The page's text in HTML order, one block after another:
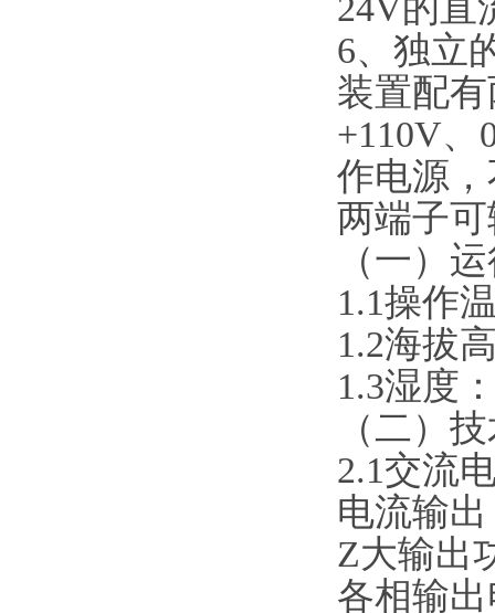
6、独立
装置配
+110V、
作电源
两端子
（一）
1.1操作
1.2海拔
1.3湿度
（二）
2.1交流
电流输
Z大输出
各相输